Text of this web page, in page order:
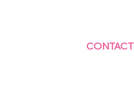
CONTACT